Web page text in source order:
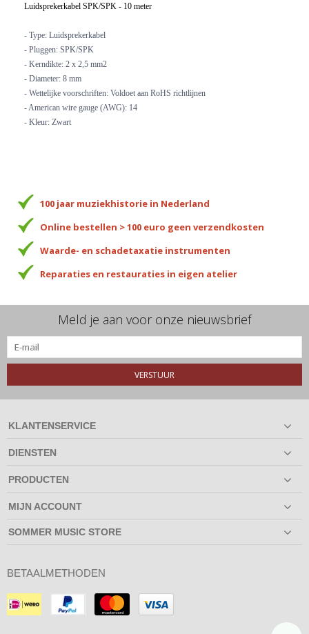
Luidsprekerkabel SPK/SPK - 10 meter
- Type: Luidsprekerkabel
- Pluggen: SPK/SPK
- Kerndikte: 2 x 2,5 mm2
- Diameter: 8 mm
- Wettelijke voorschriften: Voldoet aan RoHS richtlijnen
- American wire gauge (AWG): 14
- Kleur: Zwart
100 jaar muziekhistorie in Nederland
Online bestellen > 100 euro geen verzendkosten
Waarde- en schadetaxatie instrumenten
Reparaties en restauraties in eigen atelier
Meld je aan voor onze nieuwsbrief
VERSTUUR
KLANTENSERVICE
DIENSTEN
PRODUCTEN
MIJN ACCOUNT
SOMMER MUSIC STORE
BETAALMETHODEN